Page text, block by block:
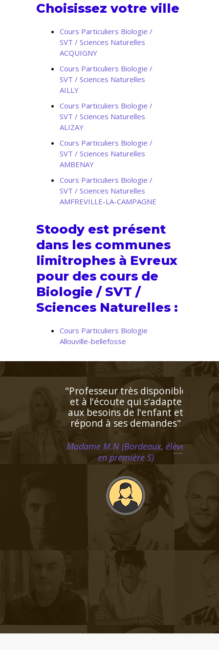
Choisissez votre ville
Cours Particuliers Biologie /
SVT / Sciences Naturelles
ACQUIGNY
Cours Particuliers Biologie /
SVT / Sciences Naturelles
AILLY
Cours Particuliers Biologie /
SVT / Sciences Naturelles
ALIZAY
Cours Particuliers Biologie /
SVT / Sciences Naturelles
AMBENAY
Cours Particuliers Biologie /
SVT / Sciences Naturelles
AMFREVILLE-LA-CAMPAGNE
Stoody est présent
dans les communes
limitrophes à Evreux
pour des cours de
Biologie / SVT /
Sciences Naturelles :
Cours Particuliers Biologie
Allouville-bellefosse
"Le professeur STOODY a
su booster la confiance à
notre fils qui a
progressivement "perdu
pied" en mathématiques
cette année. Il renouvelle
son regard sur cette
matière élargissant
l'horizon de ses objectifs;
Ainsi fait, il s’enthousiasme
de plus en plus pour les
maths et les résultats
Monsieur D.Z (Bordeaux, élève
en première S)
"L’enseignante a détecté